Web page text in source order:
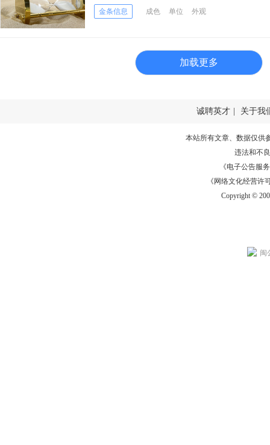
日）
金条信息 成色 单位 外观
加载更多
诚聘英才 关于我
本站所有文章、数据仅供
违法和不
《电子公告服务
《网络文化经营许
Copyright ©
闽